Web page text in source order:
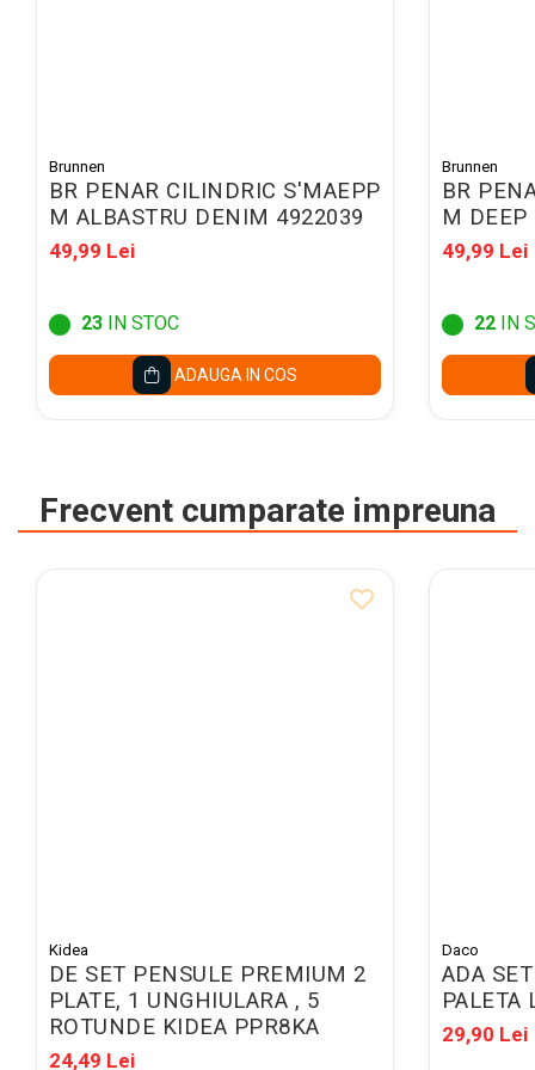
Bibliorafturi
Alonje indosariere
Etichete pentru bibliorafturi
documente
Dosare plastic cu sina pt
documente
Caiete mecanice
Caiete mecanice A4
Mape de prezentare cu folii
Mape tip plic cu capsa
Serviete pentru documente
Brunnen
BR PENAR CILINDRIC S'MAEPP
M ALBASTRU DENIM 4922039
49,99 Lei
23IN STOC
ADAUGA IN COS
Brunnen
BR
M DEEP
49,99 Lei
22IN
Frecvent cumparate impreuna
Kidea
DE SET PENSULE PREMIUM 2
PLATE, 1 UNGHIULARA , 5
ROTUNDE KIDEA PPR8KA
24,49 Lei
Daco
ADA
PALETA
29,90 Lei